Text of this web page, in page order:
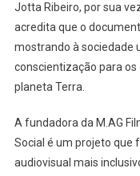
Jotta Ribeiro, por sua
acredita que o
mostrando à sociedade
conscientização para
planeta Terra.
A fundadora da M.AG
Social é um projeto que
audiovisual mais